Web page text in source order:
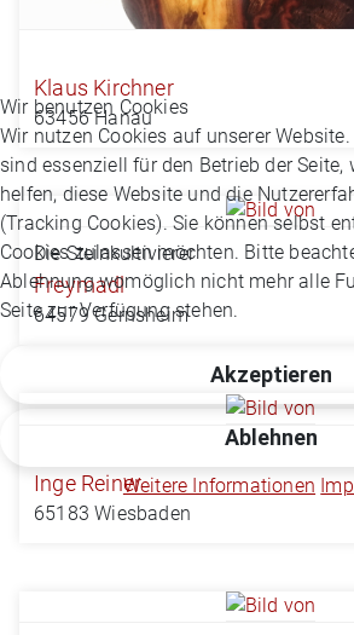
Klaus Kirchner
63456 Hanau
Die Steinkultivierer
Freymadl
64579 Gernsheim
Inge Reiner
65183 Wiesbaden
Wir benutzen Cookies
Wir nutzen Cookies auf unserer
sind essenziell für den Betrieb der Seite,
helfen, diese Website und die
(Tracking Cookies). Sie können selbst
Cookies zulassen möchten. Bitte
Ablehnung womöglich nicht mehr alle
Seite zur Verfügung stehen.
Akzeptieren
Ablehnen
Weitere Informationen